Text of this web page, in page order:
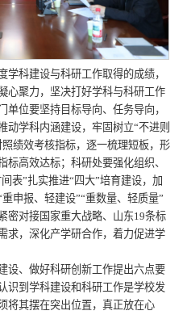
学科建设与科研工作取得的成绩，
心聚力，坚决打好学科与科研工作
位要坚持目标导向、任务导向，
动学科内涵建设，牢固树立“不进则
绩效考核指标，逐一梳理短板，形
高效达标；科研处要强化组织、
表”扎实推进“四大”培育建设，加
申报、轻建设”“重数量、轻质量”
密对接国家重大战略、山东19条标
求，深化产学研合作，着力促进学
设、做好科研创新工作提出六点要
识到学科建设和科研工作是学校发
将其摆在突出位置，真正放在心